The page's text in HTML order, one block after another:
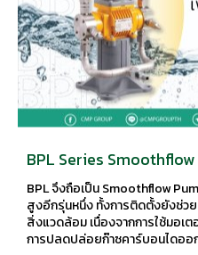
BPL Series Smoothflow
BPL จึงถือเป็น Smoothflow
สูงอีกรุ่นหนึ่ง ทั้งการติดตั้งยังช่ว
สิ่งแวดล้อม เนื่องจากการใช้มอเ
การปลดปล่อยก๊าซคาร์บอนไดออ